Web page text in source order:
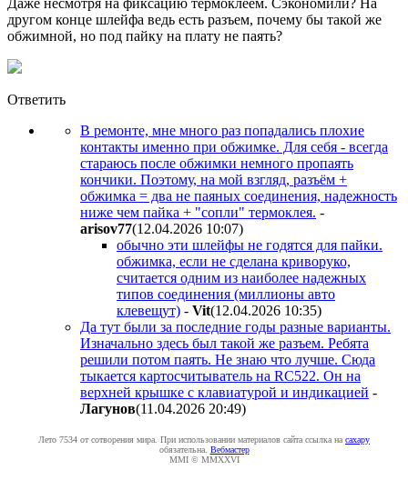
другом конце шлейфа ведь есть разъем, почему бы такой же
обжимной, но под пайку на плату не паять?
Ответить
В ремонте, мне много раз попадались плохие
контакты именно при обжимке. Для себя - всегда
стараюсь после обжимки немного пропаять
кончики. Поэтому, на мой взгляд, разъём +
обжимка = два не паяных соединения, надежность
ниже чем пайка + "сопли" термоклея. -
arisov77(12.04.2026 10:07)
обычно эти шлейфы не годятся для пайки.
обжимка, если не сделана криворуко,
считается одним из наиболее надежных
типов соединения (миллионы авто
клевещут) - Vit(12.04.2026 10:35)
Да тут были за последние годы разные варианты.
Изначально здесь был такой же разъем. Ребята
решили потом паять. Не знаю что лучше. Сюда
тыкается картосчитыватель на RC522. Он на
верхней крышке с клавиатурой и индикацией -
Лaгyнoв(11.04.2026 20:49)
Лето 7534 от сотворения мира. При использовании материалов сайта ссылка на caxapу
обязательна. Вебмастер
MMI © MMXXVI